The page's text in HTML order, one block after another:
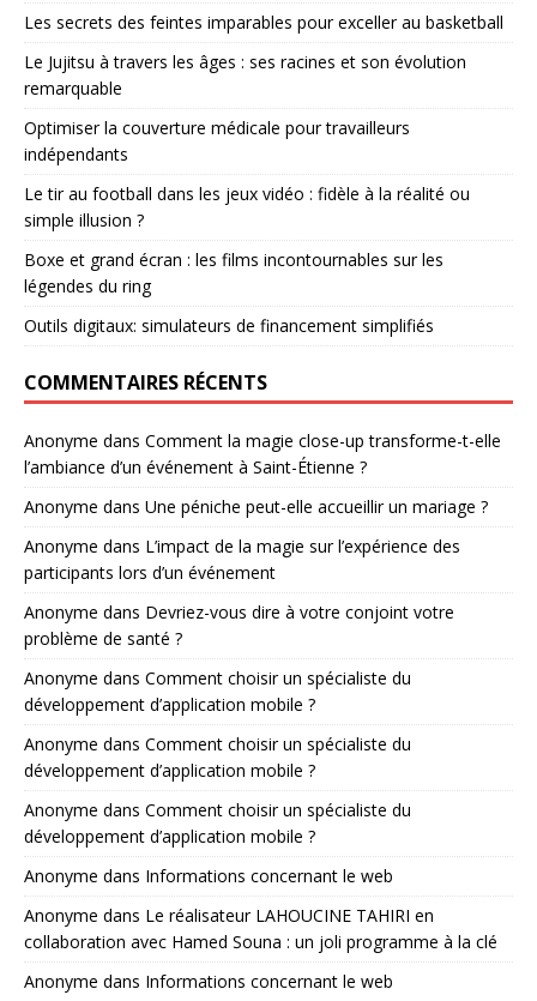
Les secrets des feintes imparables pour exceller au basketball
Le Jujitsu à travers les âges : ses racines et son évolution
remarquable
Optimiser la couverture médicale pour travailleurs
indépendants
Le tir au football dans les jeux vidéo : fidèle à la réalité ou
simple illusion ?
Boxe et grand écran : les films incontournables sur les
légendes du ring
Outils digitaux: simulateurs de financement simplifiés
COMMENTAIRES RÉCENTS
Anonyme dans Comment la magie close-up transforme-t-elle
l’ambiance d’un événement à Saint-Étienne ?
Anonyme dans Une péniche peut-elle accueillir un mariage ?
Anonyme dans L’impact de la magie sur l’expérience des
participants lors d’un événement
Anonyme dans Devriez-vous dire à votre conjoint votre
problème de santé ?
Anonyme dans Comment choisir un spécialiste du
développement d’application mobile ?
Anonyme dans Comment choisir un spécialiste du
développement d’application mobile ?
Anonyme dans Comment choisir un spécialiste du
développement d’application mobile ?
Anonyme dans Informations concernant le web
Anonyme dans Le réalisateur LAHOUCINE TAHIRI en
collaboration avec Hamed Souna : un joli programme à la clé
Anonyme dans Informations concernant le web